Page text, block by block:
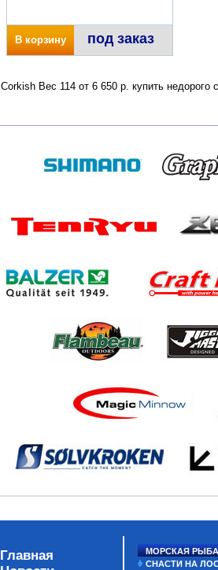
В корзину под заказ
Corkish Вес 114 от 6 650 р. купить
Главная
МОРСКАЯ
СНАСТИ НА